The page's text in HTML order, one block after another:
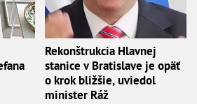
Rekonštrukcia Hlavnej
stanice v Bratislave je opäť
o krok bližšie, uviedol
minister Ráž